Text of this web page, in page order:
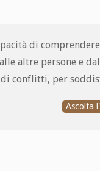
di
altre persone e
conflitti, per
Ascolta